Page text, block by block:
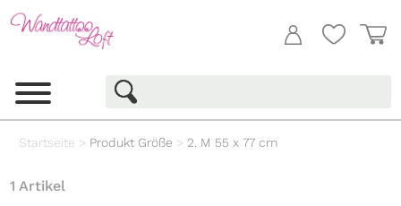
Startseite > Produkt Größe > 2. M 55 x 77 cm
1 Artikel